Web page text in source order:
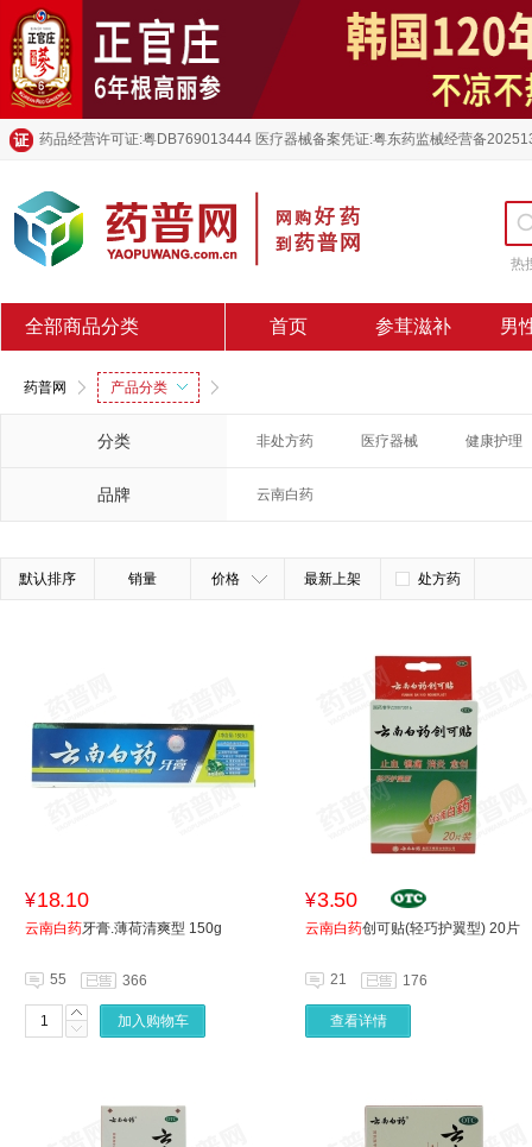
药品经营许可证:粤DB769013444 医疗器械备案凭证:粤东药监械经营备
热
全部商品分类 首页 参茸滋补 男
药普网 产品分类
分类 非处方药 医疗器械 健康护理
品牌 云南白药
默认排序 销量 价格 最新上架 处方药
¥18.10
云南白药牙膏.薄荷清爽型 150g
55 366
加入购物车
¥3.50
云南白药创可贴(轻巧护翼型) 20片
21 176
查看详情